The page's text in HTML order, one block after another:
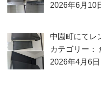
2026年6月10
中園町にてレ
カテゴリー：
2026年4月6日